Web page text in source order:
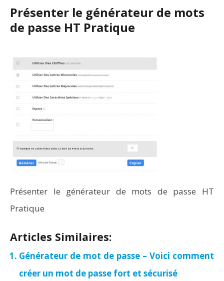
Présenter le générateur de mots
de passe HT Pratique
Présenter le générateur de mots de passe HT
Pratique
Articles Similaires:
Générateur de mot de passe – Voici comment
créer un mot de passe fort et sécurisé